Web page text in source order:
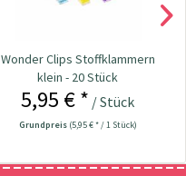
Wonder Clips Stoffklammern
klein - 20 Stück
5,95 € * / Stück
Grundpreis (5,95 € * / 1 Stück)